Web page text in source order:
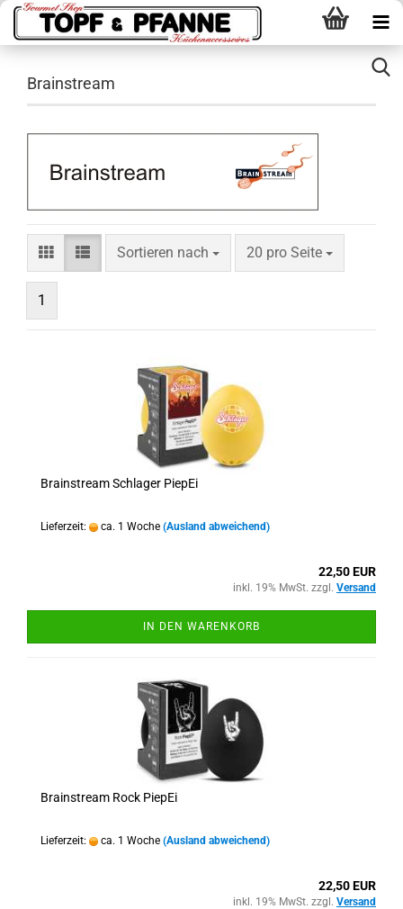
Brainstream
Sortieren nach
Sortieren nach 20 pro Seite
pro Seite
1
Brainstream Schlager PiepEi
Lieferzeit: ca. 1 Woche (Ausland abweichend)
22,50 EUR
inkl. 19% MwSt. zzgl. Versand
IN DEN WARENKORB
Brainstream Rock PiepEi
Lieferzeit: ca. 1 Woche (Ausland abweichend)
22,50 EUR
inkl. 19% MwSt. zzgl. Versand